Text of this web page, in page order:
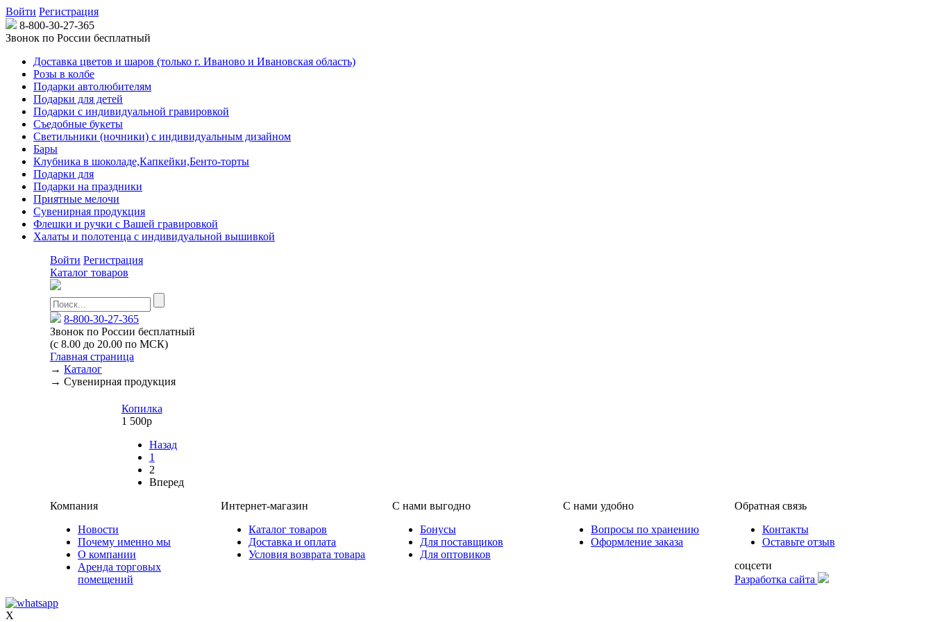
Войти Регистрация
8-800-30-27-365
Звонок по России бесплатный
Доставка цветов и шаров (только г. Иваново и Ивановская область)
Розы в колбе
Подарки автолюбителям
Подарки для детей
Подарки с индивидуальной гравировкой
Съедобные букеты
Светильники (ночники) с индивидуальным дизайном
Бары
Клубника в шоколаде,Капкейки,Бенто-торты
Подарки для
Подарки на праздники
Приятные мелочи
Сувенирная продукция
Флешки и ручки с Вашей гравировкой
Халаты и полотенца с индивидуальной вышивкой
Войти Регистрация
Каталог товаров
8-800-30-27-365
Звонок по России бесплатный
(с 8.00 до 20.00 по МСК)
Главная страница
→ Каталог
→ Сувенирная продукция
Копилка
1 500р
Назад
1
2
Вперед
Компания
Новости
Почему именно мы
О компании
Аренда торговых
помещений
Интернет-магазин
Каталог товаров
Доставка и оплата
Условия возврата товара
С нами выгодно
Бонусы
Для поставщиков
Для оптовиков
С нами удобно
Вопросы по хранению
Оформление заказа
Обратная связь
Контакты
Оставьте отзыв
соцсети
Разработка сайта
X